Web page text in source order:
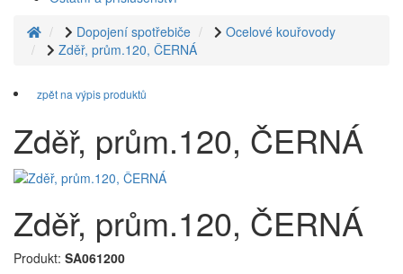
Dopojení spotřebiče
Ocelové kouřovody
Zděř, prům.120, ČERNÁ
zpět na výpis produktů
Zděř, prům.120, ČERNÁ
Zděř, prům.120, ČERNÁ
Produkt: SA061200